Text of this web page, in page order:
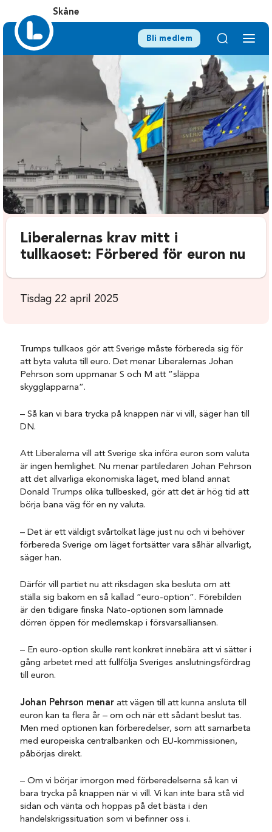
Skåne
Bli medlem
Liberalernas krav mitt i
tullkaoset: Förbered för euron nu
Tisdag 22 april 2025
Trumps tullkaos gör att Sverige måste förbereda sig för
att byta valuta till euro. Det menar Liberalernas Johan
Pehrson som uppmanar S och M att ”släppa
skygglapparna”.
– Så kan vi bara trycka på knappen när vi vill, säger han till
DN.
Att Liberalerna vill att Sverige ska införa euron som valuta
är ingen hemlighet. Nu menar partiledaren Johan Pehrson
att det allvarliga ekonomiska läget, med bland annat
Donald Trumps olika tullbesked, gör att det är hög tid att
börja bana väg för en ny valuta.
– Det är ett väldigt svårtolkat läge just nu och vi behöver
förbereda Sverige om läget fortsätter vara såhär allvarligt,
säger han.
Därför vill partiet nu att riksdagen ska besluta om att
ställa sig bakom en så kallad ”euro-option”. Förebilden
är den tidigare finska Nato-optionen som lämnade
dörren öppen för medlemskap i försvarsalliansen.
– En euro-option skulle rent konkret innebära att vi sätter i
gång arbetet med att fullfölja Sveriges anslutningsfördrag
till euron.
Johan Pehrson menar att vägen till att kunna ansluta till
euron kan ta flera år – om och när ett sådant beslut tas.
Men med optionen kan förberedelser, som att samarbeta
med europeiska centralbanken och EU-kommissionen,
påbörjas direkt.
– Om vi börjar imorgon med förberedelserna så kan vi
bara trycka på knappen när vi vill. Vi kan inte bara stå vid
sidan och vänta och hoppas på det bästa i den
handelskrigssituation som vi befinner oss i.